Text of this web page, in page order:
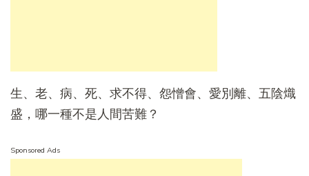
生、老、病、死、求不得、怨憎會、愛別離、五陰熾
盛，哪一種不是人間苦難？
Sponsored Ads